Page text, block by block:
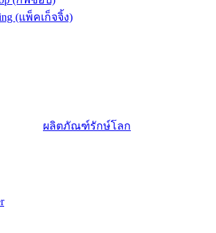
(แพ็คเก็จจิ้ง)
ผลิตภัณฑ์รักษ์โลก